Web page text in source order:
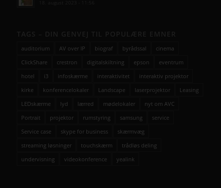
auditorium AV over IP biograf byrådssal
cinema
ClickShare
crestron digitalskiltning epson
eventrum
hotel
i3 infoskærme interaktivitet
interaktiv projektor
kirke
konferencelokaler Landscape laserprojektor
Leasing
LEDskærme
lyd lærred mødelokaler
nyt om AVC
Portrait
projektor rumstyring samsung
service
Service case
skype for business
skærmvæg
streaming løsninger
touchskærm
trådløs deling
undervisning
videokonference yealink